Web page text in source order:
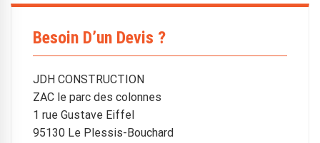
Besoin D’un Devis ?
JDH CONSTRUCTION
ZAC le parc des colonnes
1 rue Gustave Eiffel
95130 Le Plessis-Bouchard